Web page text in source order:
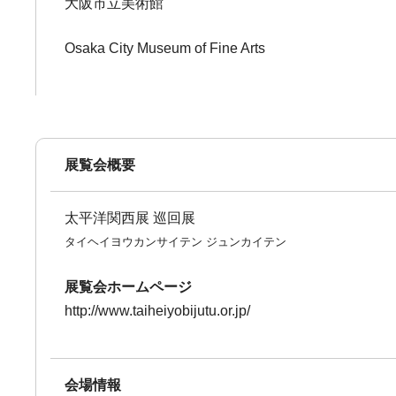
大阪市立美術館
Osaka City Museum of Fine Arts
展覧会概要
太平洋関西展 巡回展
タイヘイヨウカンサイテン ジュンカイテン
展覧会ホームページ
http://www.taiheiyobijutu.or.jp/
会場情報